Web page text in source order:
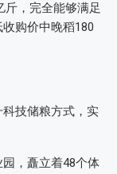
斤，完全能够满足
购价中晚稻180
技储粮方式，实
，矗立着48个体